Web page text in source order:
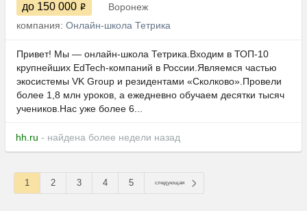
до 150 000
Воронеж
компания: Онлайн-школа Тетрика
Привет! Мы — онлайн-школа Тетрика.Входим в ТОП-10
крупнейших EdTech-компаний в России.Являемся частью
экосистемы VK Group и резидентами «Сколково».Провели
более 1,8 млн уроков, а ежедневно обучаем десятки тысяч
учеников.Нас уже более 6...
hh.ru - найдена более недели назад
1 2 3 4 5 следующая